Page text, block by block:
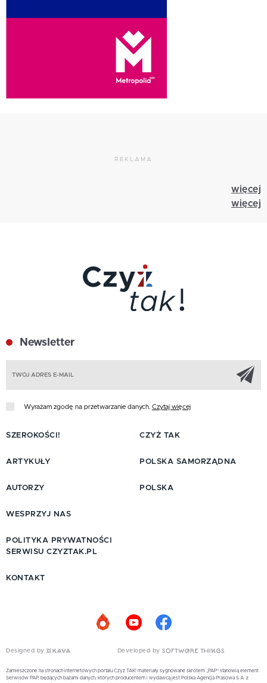
REKLAMA
więcej
więcej
Newsletter
Wyrażam zgodę na przetwarzanie danych. Czytaj więcej
SZEROKOŚCI!
ARTYKUŁY
AUTORZY
CZYŻ TAK
POLSKA SAMORZĄDNA
POLSKA
WESPRZYJ NAS
POLITYKA PRYWATNOŚCI
SERWISU CZYZTAK.PL
KONTAKT
Designed by Developed by
Zamieszczone na stronach internetowych portalu Czyż TAK! materiały sygnowane skrótem „PAP” stanowią element
Serwisów PAP, będących bazami danych, których producentem i wydawcą jest Polska Agencja Prasowa S.A. z